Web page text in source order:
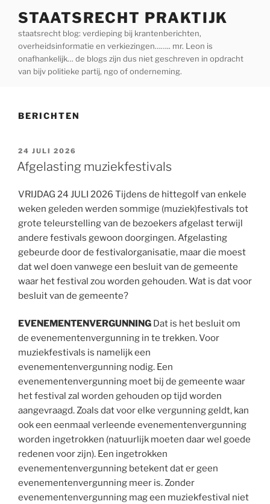
inhoud
STAATSRECHT PRAKTIJK
staatsrecht blog: verdieping bij krantenberichten,
overheidsinformatie en verkiezingen…….. mr. Leon is
onafhankelijk… de blogs zijn dus niet geschreven in opdracht
van bijv politieke partij, ngo of onderneming.
BERICHTEN
GEPLAATST
OP
24 JULI 2026
Afgelasting muziekfestivals
VRIJDAG 24 JULI 2026 Tijdens de hittegolf van enkele
weken geleden werden sommige (muziek)festivals tot
grote teleurstelling van de bezoekers afgelast terwijl
andere festivals gewoon doorgingen. Afgelasting
gebeurde door de festivalorganisatie, maar die moest
dat wel doen vanwege een besluit van de gemeente
waar het festival zou worden gehouden. Wat is dat voor
besluit van de gemeente?
EVENEMENTENVERGUNNING Dat is het besluit om
de evenementenvergunning in te trekken. Voor
muziekfestivals is namelijk een
evenementenvergunning nodig. Een
evenementenvergunning moet bij de gemeente waar
het festival zal worden gehouden op tijd worden
aangevraagd. Zoals dat voor elke vergunning geldt, kan
ook een eenmaal verleende evenementenvergunning
worden ingetrokken (natuurlijk moeten daar wel goede
redenen voor zijn). Een ingetrokken
evenementenvergunning betekent dat er geen
evenementenvergunning meer is. Zonder
evenementenvergunning mag een muziekfestival niet